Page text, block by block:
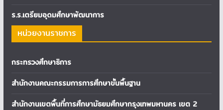
ร.ร.เตรียมอุดมศึกษาพัฒนาการ
หน่วยงานราชการ
กระทรวงศึกษาธิการ
สำนักงานคณะกรรมการการศึกษาขั้นพื้นฐาน
สำนักงานเขตพื้นที่การศึกษามัธยมศึกษากรุงเทพมหานคร เขต 2